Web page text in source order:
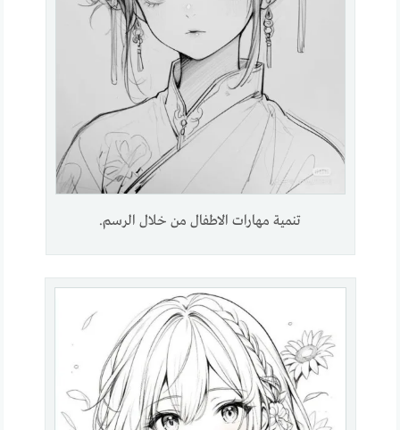
تنمية مهارات الاطفال من خلال الرسم.